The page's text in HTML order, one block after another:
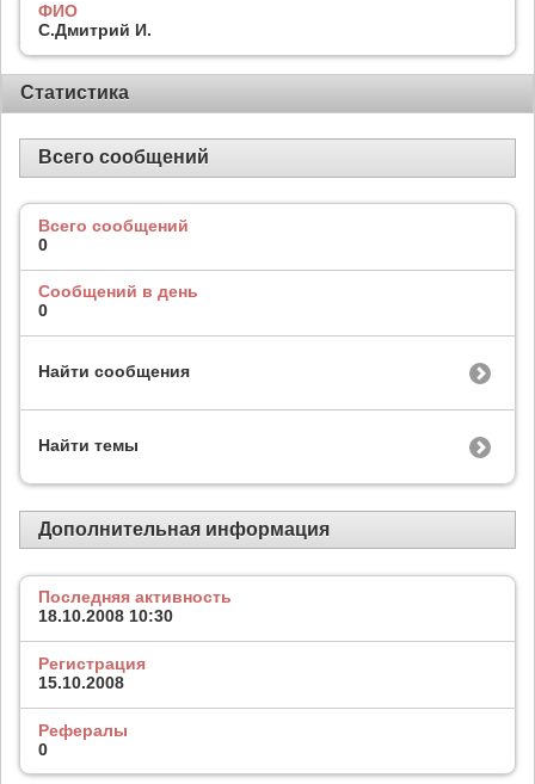
ФИО
С.Дмитрий И.
Статистика
Всего сообщений
Всего сообщений
0
Сообщений в день
0
Найти сообщения
Найти темы
Дополнительная информация
Последняя активность
18.10.2008 10:30
Регистрация
15.10.2008
Рефералы
0